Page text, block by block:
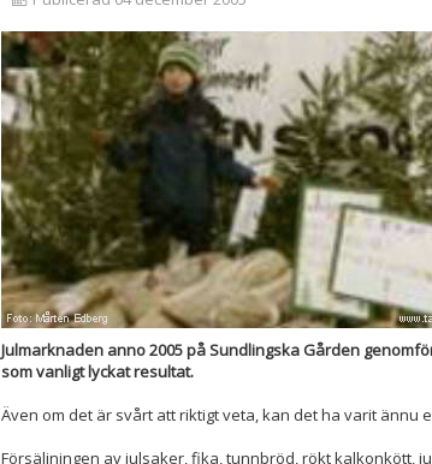
Julmarknaden anno 2005 på Sundlingska Gården
som vanligt lyckat resultat.
Även om det är svårt att riktigt veta, kan det ha varit ännu
Försäljningen av julsaker, fika, tunnbröd, rökt kalkonkött,